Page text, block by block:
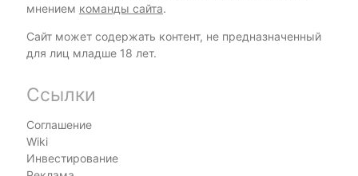
мнением команды сайта.
Сайт может содержать контент, не предназначенный
для лиц младше 18 лет.
Ссылки
Соглашение
Wiki
Инвестирование